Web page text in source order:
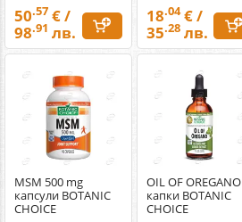
50.57 € /
98.91 лв.
18.04€ /
35.28лв.
MSM 500 mg
капсули BOTANIC
CHOICE
OIL OF OREGANO
капки BOTANIC
CHOICE